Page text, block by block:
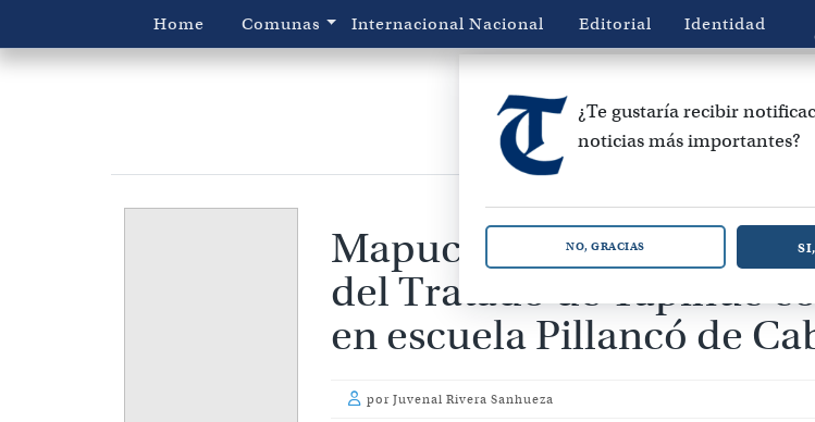
Home Comunas Internacional Nacional Editorial Identidad
Mapuches conmemorarán
del Tratado de Tapihue
en escuela Pillancó de
por Juvenal Rivera Sanhueza
¿Te gustaría recibir
noticias más importantes?
NO, GRACIAS